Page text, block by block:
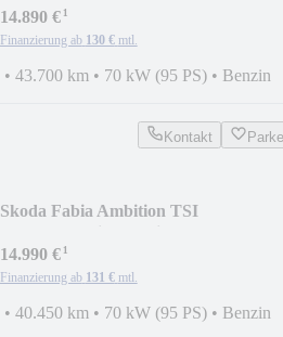
14.890 €¹
Finanzierung ab 130 € mtl.
• 43.700 km • 70 kW (95 PS) • Benzin
Kontakt
Skoda Fabia Ambition TSI
14.990 €¹
Finanzierung ab 131 € mtl.
• 40.450 km • 70 kW (95 PS) • Benzin